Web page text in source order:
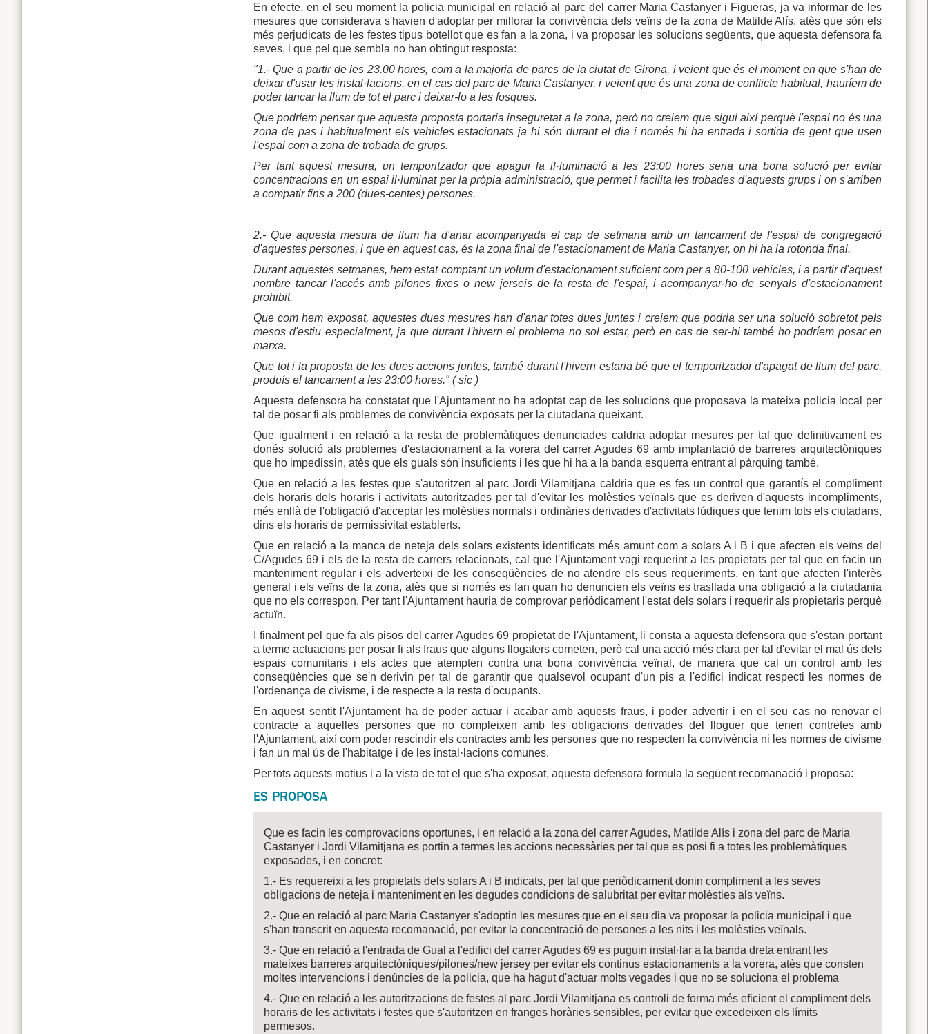
En efecte, en el seu moment la policia municipal en relació al parc del carrer Maria Castanyer i Figueras, ja va informar de les
mesures que considerava s'havien d'adoptar per millorar la convivència dels veïns de la zona de Matilde Alís, atès que són els
més perjudicats de les festes tipus botellot que es fan a la zona, i va proposar les solucions següents, que aquesta defensora fa
seves, i que pel que sembla no han obtingut resposta:
"1.- Que a partir de les 23.00 hores, com a la majoria de parcs de la ciutat de Girona, i veient que és el moment en que s'han de
deixar d'usar les instal·lacions, en el cas del parc de Maria Castanyer, i veient que és una zona de conflicte habitual, hauríem de
poder tancar la llum de tot el parc i deixar-lo a les fosques.
Que podríem pensar que aquesta proposta portaria inseguretat a la zona, però no creiem que sigui així perquè l'espai no és una
zona de pas i habitualment els vehicles estacionats ja hi són durant el dia i només hi ha entrada i sortida de gent que usen
l'espai com a zona de trobada de grups.
Per tant aquest mesura, un temporitzador que apagui la il·luminació a les 23:00 hores seria una bona solució per evitar
concentracions en un espai il·luminat per la pròpia administració, que permet i facilita les trobades d'aquests grups i on s'arriben
a compatir fins a 200 (dues-centes) persones.
2.- Que aquesta mesura de llum ha d'anar acompanyada el cap de setmana amb un tancament de l'espai de congregació
d'aquestes persones, i que en aquest cas, és la zona final de l'estacionament de Maria Castanyer, on hi ha la rotonda final.
Durant aquestes setmanes, hem estat comptant un volum d'estacionament suficient com per a 80-100 vehicles, i a partir d'aquest
nombre tancar l'accés amb pilones fixes o new jerseis de la resta de l'espai, i acompanyar-ho de senyals d'estacionament
prohibit.
Que com hem exposat, aquestes dues mesures han d'anar totes dues juntes i creiem que podria ser una solució sobretot pels
mesos d'estiu especialment, ja que durant l'hivern el problema no sol estar, però en cas de ser-hi també ho podríem posar en
marxa.
Que tot i la proposta de les dues accions juntes, també durant l'hivern estaria bé que el temporitzador d'apagat de llum del parc,
produís el tancament a les 23:00 hores." ( sic )
Aquesta defensora ha constatat que l'Ajuntament no ha adoptat cap de les solucions que proposava la mateixa policia local per
tal de posar fi als problemes de convivència exposats per la ciutadana queixant.
Que igualment i en relació a la resta de problemàtiques denunciades caldria adoptar mesures per tal que definitivament es
donés solució als problemes d'estacionament a la vorera del carrer Agudes 69 amb implantació de barreres arquitectòniques
que ho impedissin, atès que els guals són insuficients i les que hi ha a la banda esquerra entrant al pàrquing també.
Que en relació a les festes que s'autoritzen al parc Jordi Vilamitjana caldria que es fes un control que garantís el compliment
dels horaris dels horaris i activitats autoritzades per tal d'evitar les molèsties veïnals que es deriven d'aquests incompliments,
més enllà de l'obligació d'acceptar les molèsties normals i ordinàries derivades d'activitats lúdiques que tenim tots els ciutadans,
dins els horaris de permissivitat establerts.
Que en relació a la manca de neteja dels solars existents identificats més amunt com a solars A i B i que afecten els veïns del
C/Agudes 69 i els de la resta de carrers relacionats, cal que l'Ajuntament vagi requerint a les propietats per tal que en facin un
manteniment regular i els adverteixi de les conseqüències de no atendre els seus requeriments, en tant que afecten l'interès
general i els veïns de la zona, atès que si només es fan quan ho denuncien els veïns es trasllada una obligació a la ciutadania
que no els correspon. Per tant l'Ajuntament hauria de comprovar periòdicament l'estat dels solars i requerir als propietaris perquè
actuïn.
I finalment pel que fa als pisos del carrer Agudes 69 propietat de l'Ajuntament, li consta a aquesta defensora que s'estan portant
a terme actuacions per posar fi als fraus que alguns llogaters cometen, però cal una acció més clara per tal d'evitar el mal ús dels
espais comunitaris i els actes que atempten contra una bona convivència veïnal, de manera que cal un control amb les
conseqüències que se'n derivin per tal de garantir que qualsevol ocupant d'un pis a l'edifici indicat respecti les normes de
l'ordenança de civisme, i de respecte a la resta d'ocupants.
En aquest sentit l'Ajuntament ha de poder actuar i acabar amb aquests fraus, i poder advertir i en el seu cas no renovar el
contracte a aquelles persones que no compleixen amb les obligacions derivades del lloguer que tenen contretes amb
l'Ajuntament, així com poder rescindir els contractes amb les persones que no respecten la convivència ni les normes de civisme
i fan un mal ús de l'habitatge i de les instal·lacions comunes.
Per tots aquests motius i a la vista de tot el que s'ha exposat, aquesta defensora formula la següent recomanació i proposa:
ES PROPOSA
Que es facin les comprovacions oportunes, i en relació a la zona del carrer Agudes, Matilde Alís i zona del parc de Maria
Castanyer i Jordi Vilamitjana es portin a termes les accions necessàries per tal que es posi fi a totes les problemàtiques
exposades, i en concret:
1.- Es requereixi a les propietats dels solars A i B indicats, per tal que periòdicament donin compliment a les seves
obligacions de neteja i manteniment en les degudes condicions de salubritat per evitar molèsties als veïns.
2.- Que en relació al parc Maria Castanyer s'adoptin les mesures que en el seu dia va proposar la policia municipal i que
s'han transcrit en aquesta recomanació, per evitar la concentració de persones a les nits i les molèsties veïnals.
3.- Que en relació a l'entrada de Gual a l'edifici del carrer Agudes 69 es puguin instal·lar a la banda dreta entrant les
mateixes barreres arquitectòniques/pilones/new jersey per evitar els continus estacionaments a la vorera, atès que consten
moltes intervencions i denúncies de la policia, que ha hagut d'actuar molts vegades i que no se soluciona el problema
4.- Que en relació a les autoritzacions de festes al parc Jordi Vilamitjana es controli de forma més eficient el compliment dels
horaris de les activitats i festes que s'autoritzen en franges horàries sensibles, per evitar que excedeixen els límits
permesos.